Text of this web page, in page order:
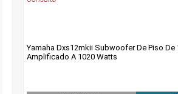
Yamaha Dxs12mkii Subwoofer De Piso De
Amplificado A 1020 Watts